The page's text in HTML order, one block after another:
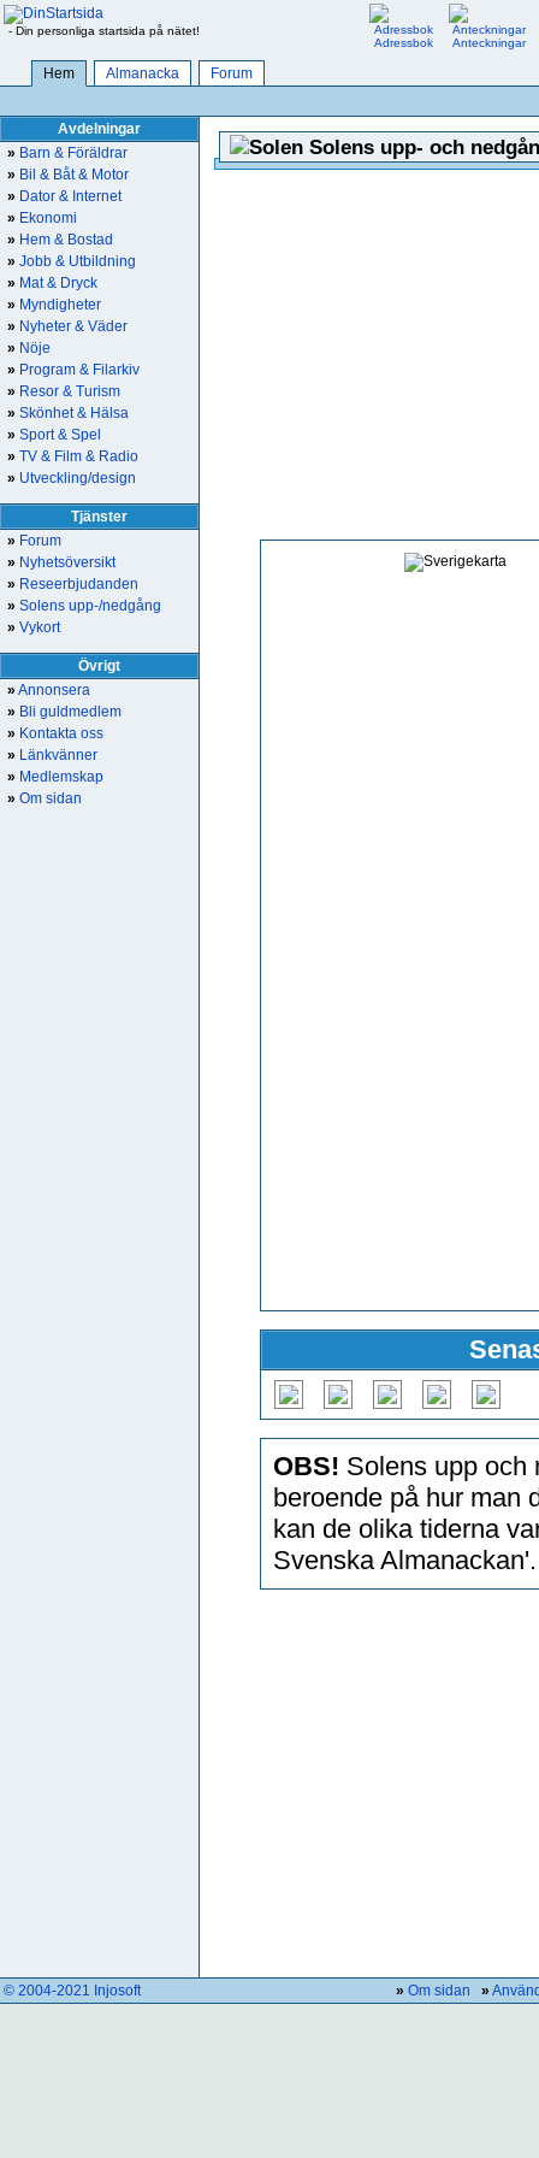
- Din personliga startsida på nätet!
Adressbok
Anteckningar
Hem Almanacka Forum
Avdelningar
» Barn & Föräldrar
» Bil & Båt & Motor
» Dator & Internet
» Ekonomi
» Hem & Bostad
» Jobb & Utbildning
» Mat & Dryck
» Myndigheter
» Nyheter & Väder
» Nöje
» Program & Filarkiv
» Resor & Turism
» Skönhet & Hälsa
» Sport & Spel
» TV & Film & Radio
» Utveckling/design
Tjänster
» Forum
» Nyhetsöversikt
» Reseerbjudanden
» Solens upp-/nedgång
» Vykort
Övrigt
» Annonsera
» Bli guldmedlem
» Kontakta oss
» Länkvänner
» Medlemskap
» Om sidan
Solens upp- och
OBS! Solens upp och
beroende på hur man
kan de olika tiderna
Svenska
© 2004-2021 Injosoft » Om sidan »